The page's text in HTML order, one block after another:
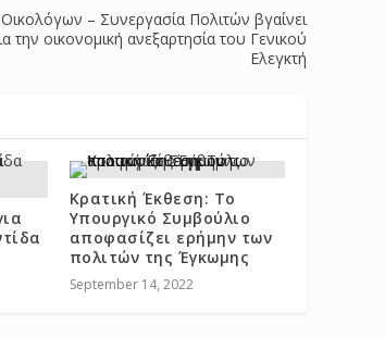
– Συνεργασία Πολιτών βγαίνει
την οικονομική ανεξαρτησία του Γενικού
Ελεγκτή
Κρατική Έκθεση: Το
Υπουργικό Συμβούλιο
αποφασίζει ερήμην των
πολιτών της Έγκωμης
September 14, 2022